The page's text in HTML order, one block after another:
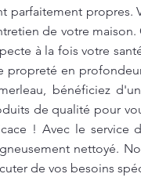
parfaitement propres.
de votre maison.
à la fois votre
propreté en
bénéficiez
de qualité pour
! Avec le service
nettoyé.
de vos besoins